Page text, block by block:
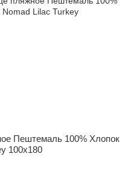
Пештемаль 100% Хлопок
100х180